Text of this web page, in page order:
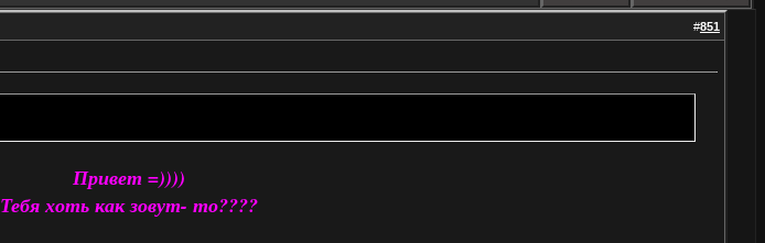
#851
Привет =))))
Тебя хоть как зовут- то????